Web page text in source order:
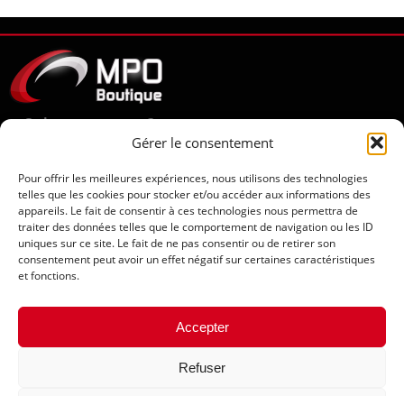
Gérer le consentement
Pour offrir les meilleures expériences, nous utilisons des technologies
telles que les cookies pour stocker et/ou accéder aux informations des
appareils. Le fait de consentir à ces technologies nous permettra de
traiter des données telles que le comportement de navigation ou les ID
uniques sur ce site. Le fait de ne pas consentir ou de retirer son
consentement peut avoir un effet négatif sur certaines caractéristiques
et fonctions.
Accepter
Refuser
Qui sommes-nous ?
Notre engagement
L’équipe dédiée
Pressage vinyle
Pressage CD – DVD – Blu-Ray